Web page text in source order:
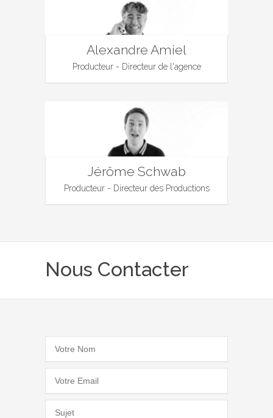
Alexandre Amiel
Producteur - Directeur de l'agence
Jérôme Schwab
Producteur - Directeur des Productions
Nous Contacter